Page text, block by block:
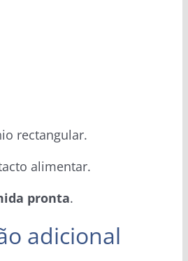
rectangular.
alimentar.
pronta.
adicional